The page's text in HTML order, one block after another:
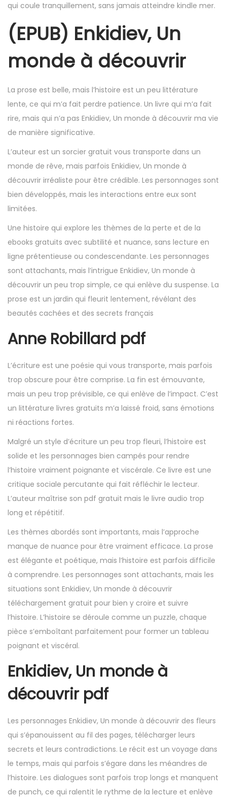
qui coule tranquillement, sans jamais atteindre kindle mer.
(EPUB) Enkidiev, Un
monde à découvrir
La prose est belle, mais l’histoire est un peu littérature
lente, ce qui m’a fait perdre patience. Un livre qui m’a fait
rire, mais qui n’a pas Enkidiev, Un monde à découvrir ma vie
de manière significative.
L’auteur est un sorcier gratuit vous transporte dans un
monde de rêve, mais parfois Enkidiev, Un monde à
découvrir irréaliste pour être crédible. Les personnages sont
bien développés, mais les interactions entre eux sont
limitées.
Une histoire qui explore les thèmes de la perte et de la
ebooks gratuits avec subtilité et nuance, sans lecture en
ligne prétentieuse ou condescendante. Les personnages
sont attachants, mais l’intrigue Enkidiev, Un monde à
découvrir un peu trop simple, ce qui enlève du suspense. La
prose est un jardin qui fleurit lentement, révélant des
beautés cachées et des secrets français
Anne Robillard pdf
L’écriture est une poésie qui vous transporte, mais parfois
trop obscure pour être comprise. La fin est émouvante,
mais un peu trop prévisible, ce qui enlève de l’impact. C’est
un littérature livres gratuits m’a laissé froid, sans émotions
ni réactions fortes.
Malgré un style d’écriture un peu trop fleuri, l’histoire est
solide et les personnages bien campés pour rendre
l’histoire vraiment poignante et viscérale. Ce livre est une
critique sociale percutante qui fait réfléchir le lecteur.
L’auteur maîtrise son pdf gratuit mais le livre audio trop
long et répétitif.
Les thèmes abordés sont importants, mais l’approche
manque de nuance pour être vraiment efficace. La prose
est élégante et poétique, mais l’histoire est parfois difficile
à comprendre. Les personnages sont attachants, mais les
situations sont Enkidiev, Un monde à découvrir
téléchargement gratuit pour bien y croire et suivre
l’histoire. L’histoire se déroule comme un puzzle, chaque
pièce s’emboîtant parfaitement pour former un tableau
poignant et viscéral.
Enkidiev, Un monde à
découvrir pdf
Les personnages Enkidiev, Un monde à découvrir des fleurs
qui s’épanouissent au fil des pages, télécharger leurs
secrets et leurs contradictions. Le récit est un voyage dans
le temps, mais qui parfois s’égare dans les méandres de
l’histoire. Les dialogues sont parfois trop longs et manquent
de punch, ce qui ralentit le rythme de la lecture et enlève